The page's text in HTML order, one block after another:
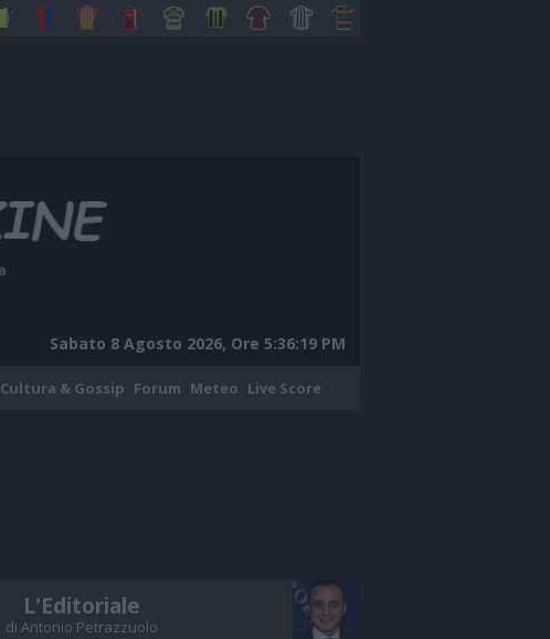
Sabato 8 Agosto 2026, Ore 5:36:20 PM
Cultura & Gossip Forum Meteo Live Score
L'Editoriale
di Antonio Petrazzuolo